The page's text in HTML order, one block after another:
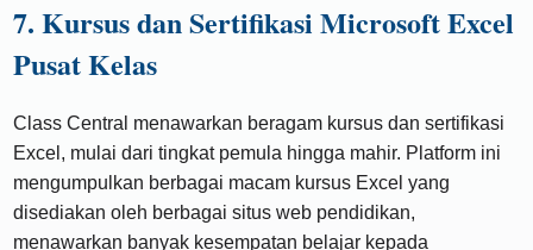
7. Kursus dan Sertifikasi Microsoft Excel
Pusat Kelas
Class Central menawarkan beragam kursus dan sertifikasi
Excel, mulai dari tingkat pemula hingga mahir. Platform ini
mengumpulkan berbagai macam kursus Excel yang
disediakan oleh berbagai situs web pendidikan,
menawarkan banyak kesempatan belajar kepada